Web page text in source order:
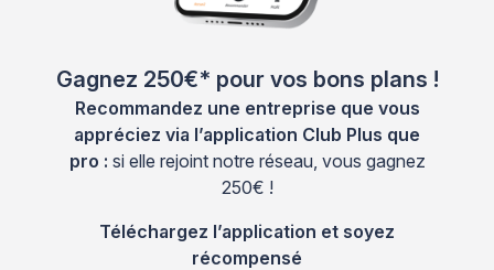
Gagnez 250€* pour vos bons plans !
Recommandez une entreprise que vous
appréciez via l’application Club Plus que
pro : si elle rejoint notre réseau, vous gagnez
250€ !
Téléchargez l’application et soyez
récompensé